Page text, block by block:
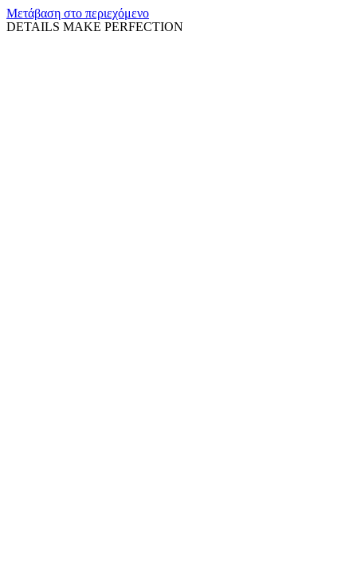
Μετάβαση στο περιεχόμενο
DETAILS MAKE PERFECTION